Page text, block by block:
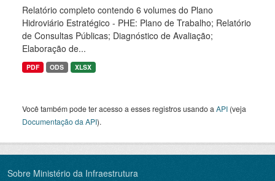
Relatório completo contendo 6 volumes do Plano
Hidroviário Estratégico - PHE: Plano de Trabalho; Relatório
de Consultas Públicas; Diagnóstico de Avaliação;
Elaboração de...
PDF ODS XLSX
Você também pode ter acesso a esses registros usando a API (veja
Documentação da API).
Sobre Ministério da Infraestrutura